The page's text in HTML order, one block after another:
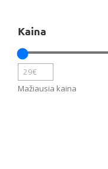
Kaina
Mažiausia kaina